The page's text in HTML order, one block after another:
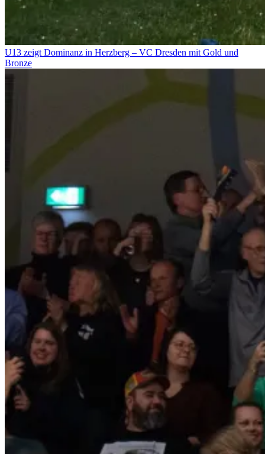
U13 zeigt Dominanz in Herzberg – VC Dresden mit Gold und
Bronze